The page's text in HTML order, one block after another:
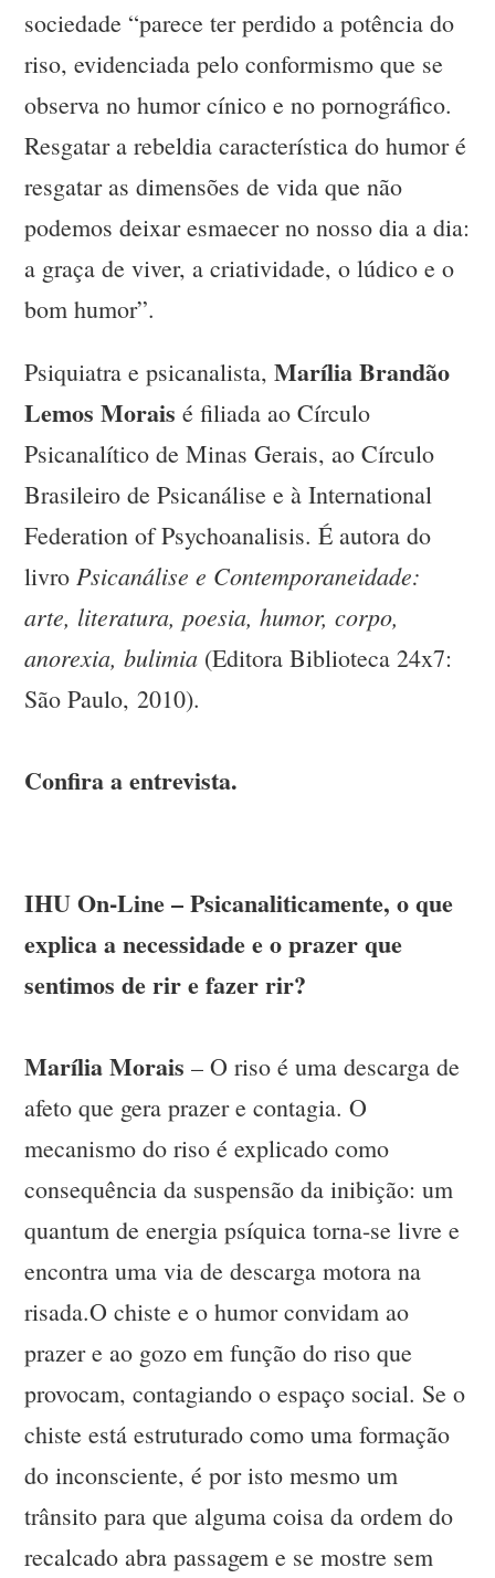
sociedade “parece ter perdido a potência do
riso, evidenciada pelo conformismo que se
observa no humor cínico e no pornográfico.
Resgatar a rebeldia característica do humor é
resgatar as dimensões de vida que não
podemos deixar esmaecer no nosso dia a dia:
a graça de viver, a criatividade, o lúdico e o
bom humor”.
Psiquiatra e psicanalista,Marília Brandão
Lemos Moraisé filiada ao Círculo
Psicanalítico de Minas Gerais, ao Círculo
Brasileiro de Psicanálise e à International
Federation of Psychoanalisis. É autora do
livroPsicanálise e Contemporaneidade:
arte, literatura, poesia, humor, corpo,
anorexia, bulimia (Editora Biblioteca 24x7:
São Paulo, 2010).
Confira a entrevista.
IHU On-Line – Psicanaliticamente, o que
explica a necessidade e o prazer que
sentimos de rir e fazer rir?
Marília Morais– O riso é uma descarga de
afeto que gera prazer e contagia. O
mecanismo do riso é explicado como
consequência da suspensão da inibição: um
quantum de energia psíquica torna-se livre e
encontra uma via de descarga motora na
risada.O chiste e o humor convidam ao
prazer e ao gozo em função do riso que
provocam, contagiando o espaço social. Se o
chiste está estruturado como uma formação
do inconsciente, é por isto mesmo um
trânsito para que alguma coisa da ordem do
recalcado abra passagem e se mostre sem